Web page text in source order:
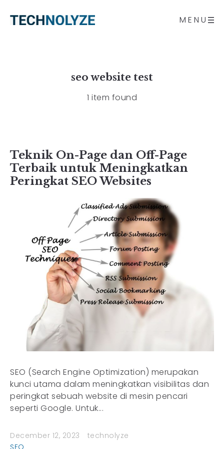
MENU
seo website test
1 item found
Teknik On-Page dan Off-Page
Terbaik untuk Meningkatkan
Peringkat SEO Websites
SEO (Search Engine Optimization) merupakan
kunci utama dalam meningkatkan visibilitas dan
peringkat sebuah website di mesin pencari
seperti Google. Untuk...
December 12, 2023
technolyze